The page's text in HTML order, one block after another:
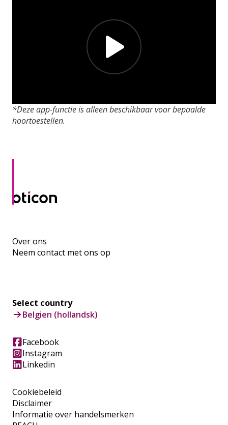
*Deze app-functie is alleen beschikbaar voor bepaalde
hoortoestellen.
Over ons
Neem contact met ons op
Cookiebeleid
Disclaimer
Informatie over handelsmerken
Select country
Belgien (hollandsk)
Facebook
Instagram
Linkedin